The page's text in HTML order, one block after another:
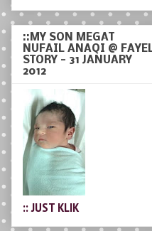
2012
:: JUST KLIK
::MY 9 MONTH
PREGNANCY MOMENT